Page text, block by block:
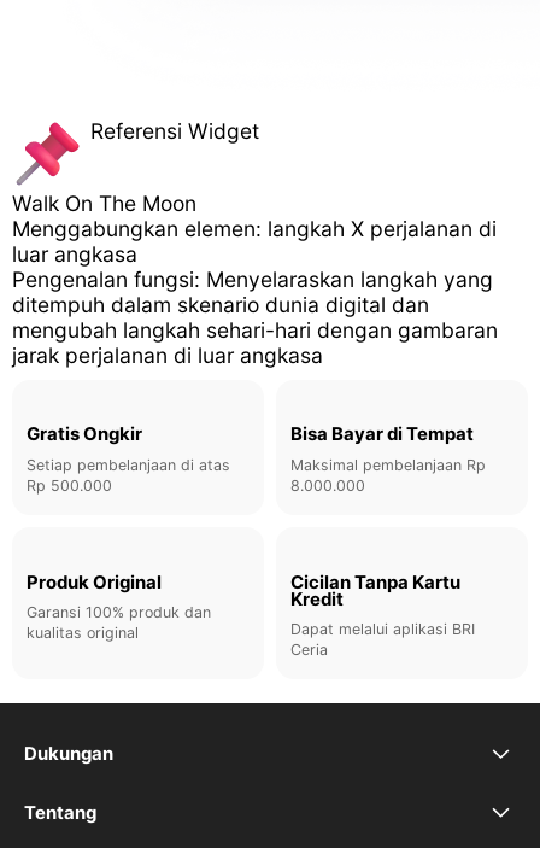
Referensi Widget
Walk On The Moon
Menggabungkan elemen: langkah X perjalanan di
luar angkasa
Pengenalan fungsi: Menyelaraskan langkah yang
ditempuh dalam skenario dunia digital dan
mengubah langkah sehari-hari dengan gambaran
jarak perjalanan di luar angkasa
Gratis Ongkir
Setiap pembelanjaan di atas
Rp 500.000
Bisa Bayar di Tempat
Maksimal pembelanjaan Rp
8.000.000
Produk Original
Garansi 100% produk dan
kualitas original
Cicilan Tanpa Kartu
Kredit
Dapat melalui aplikasi BRI
Ceria
Dukungan
FAQ
Tentang